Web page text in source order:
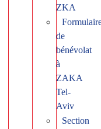
ZKA
de
bénévolat
à
ZAKA
Tel-
Aviv
Section